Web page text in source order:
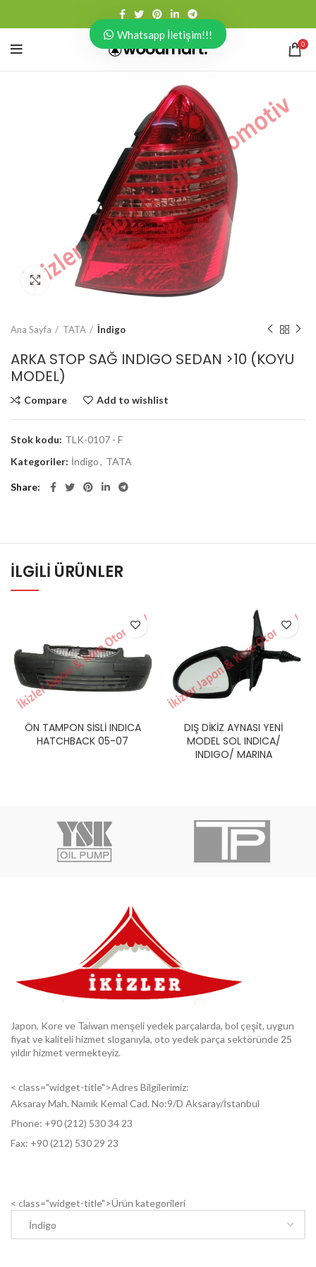
0
Click to enlarge
Ana Sayfa TATA İndigo
ARKA STOP SAĞ INDIGO SEDAN >10 (KOYU
MODEL)
Compare Add to wishlist
Stok kodu: TLK-0107 - F
Kategoriler: İndigo, TATA
Share
İLGILI ÜRÜNLER
ÖN TAMPON SİSLİ INDICA
HATCHBACK 05-07
DIŞ DİKİZ AYNASI YENİ
MODEL SOL INDICA/
INDIGO/ MARINA
Japon, Kore ve Taiwan menşeli yedek parçalarda, bol çeşit, uygun
fiyat ve kaliteli hizmet sloganıyla, oto yedek parça sektöründe 25
yıldır hizmet vermekteyiz.
< class="widget-title">Adres Bilgilerimiz:
Aksaray Mah. Namık Kemal Cad. No:9/D Aksaray/İstanbul
Phone: +90 (212) 530 34 23
Fax: +90 (212) 530 29 23
< class="widget-title">Ürün kategorileri
Whatsapp İletişim!!!